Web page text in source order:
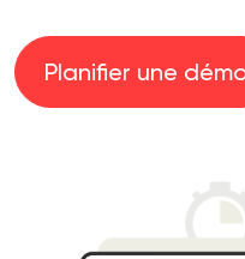
Planifier une